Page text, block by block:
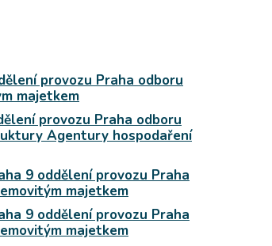
provozu Praha odboru
majetkem
provozu Praha odboru
Agentury hospodaření
9 oddělení provozu Praha
majetkem
9 oddělení provozu Praha
majetkem